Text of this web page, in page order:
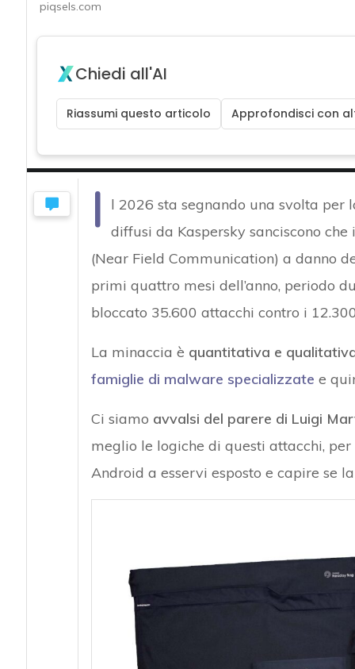
piqsels.com
Chiedi all'AI
Riassumi questo articolo Approfondisci con
I
l 2026 sta segnando una svolta
diffusi da Kaspersky sanciscono
(Near Field Communication) a danno
primi quattro mesi dell’anno, periodo
bloccato 35.600 attacchi contro i
La minaccia è quantitativa e
famiglie di malware specializzate e
Ci siamo avvalsi del parere di Luigi
meglio le logiche di questi attacchi,
Android a esservi esposto e capire se